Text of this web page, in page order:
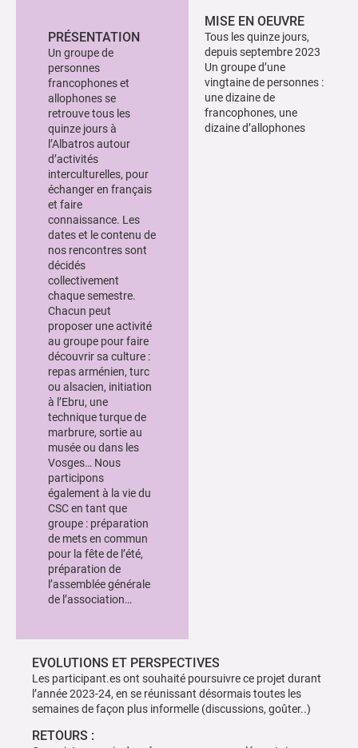
PRÉSENTATION
Un groupe de
personnes
francophones et
allophones se
retrouve tous les
quinze jours à
l’Albatros autour
d’activités
interculturelles, pour
échanger en français
et faire
connaissance. Les
dates et le contenu de
nos rencontres sont
décidés
collectivement
chaque semestre.
Chacun peut
proposer une activité
au groupe pour faire
découvrir sa culture :
repas arménien, turc
ou alsacien, initiation
à l’Ebru, une
technique turque de
marbrure, sortie au
musée ou dans les
Vosges… Nous
participons
également à la vie du
CSC en tant que
groupe : préparation
de mets en commun
pour la fête de l’été,
préparation de
l’assemblée générale
de l’association…
MISE EN OEUVRE
Tous les quinze jours,
depuis septembre 2023
Un groupe d’une
vingtaine de personnes :
une dizaine de
francophones, une
dizaine d’allophones
EVOLUTIONS ET PERSPECTIVES
Les participant.es ont souhaité poursuivre ce projet durant
l’année 2023-24, en se réunissant désormais toutes les
semaines de façon plus informelle (discussions, goûter..)
RETOURS :